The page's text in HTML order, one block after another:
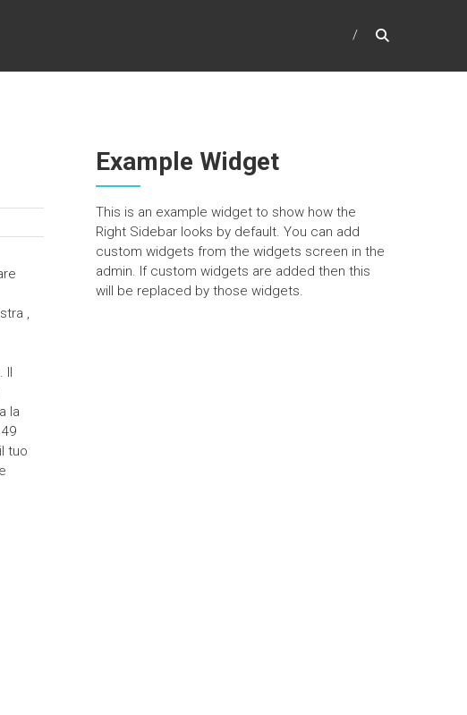
,
Il
la
tuo
Example Widget
This is an example widget to show how the
Right Sidebar looks by default. You can add
custom widgets from the widgets screen in the
admin. If custom widgets are added then this
will be replaced by those widgets.